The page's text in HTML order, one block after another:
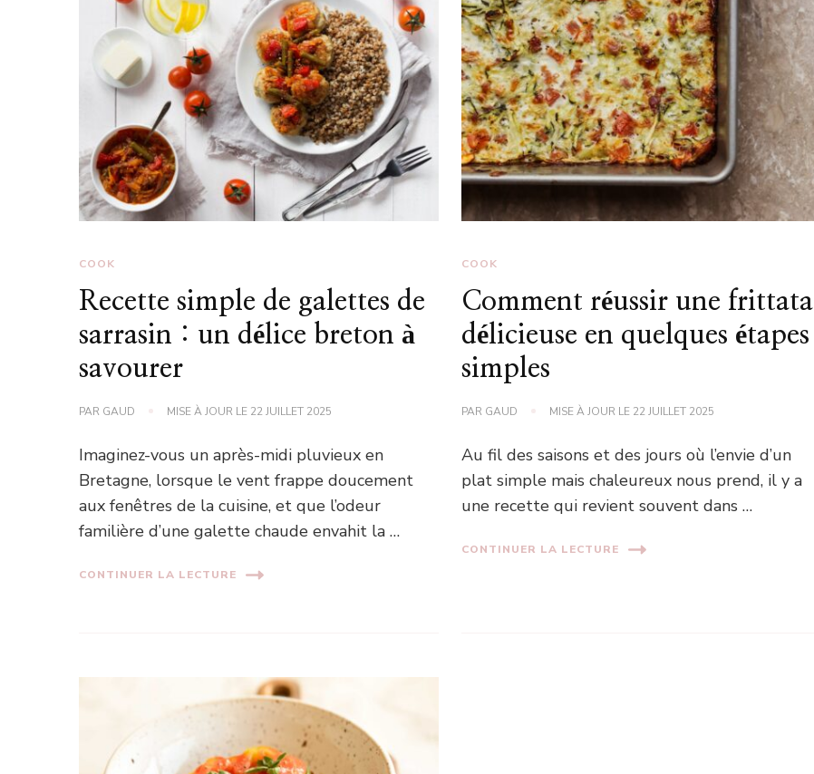
COOK
Recette simple de galettes de
sarrasin : un délice breton à
savourer
PAR GAUD MISE À JOUR LE 22 JUILLET 2025
Imaginez-vous un après-midi pluvieux en
Bretagne, lorsque le vent frappe doucement
aux fenêtres de la cuisine, et que l’odeur
familière d’une galette chaude envahit la …
CONTINUER LA LECTURE
COOK
Comment réussir une frittata
délicieuse en quelques étapes
simples
PAR GAUD MISE À JOUR LE 22 JUILLET 2025
Au fil des saisons et des jours où l’envie d’un
plat simple mais chaleureux nous prend, il y a
une recette qui revient souvent dans …
CONTINUER LA LECTURE